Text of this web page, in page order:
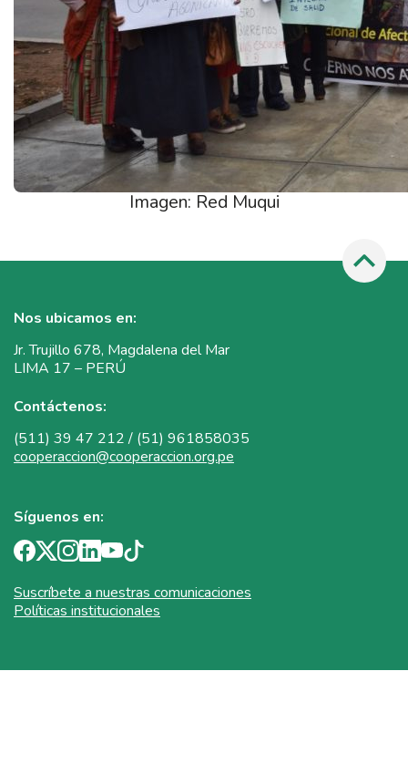
Imagen: Red Muqui
Nos ubicamos en:
Jr. Trujillo 678, Magdalena del Mar
LIMA 17 – PERÚ
Contáctenos:
(511) 39 47 212 / (51) 961858035
cooperaccion@cooperaccion.org.pe
Síguenos en:
Suscríbete a nuestras comunicaciones
Políticas institucionales